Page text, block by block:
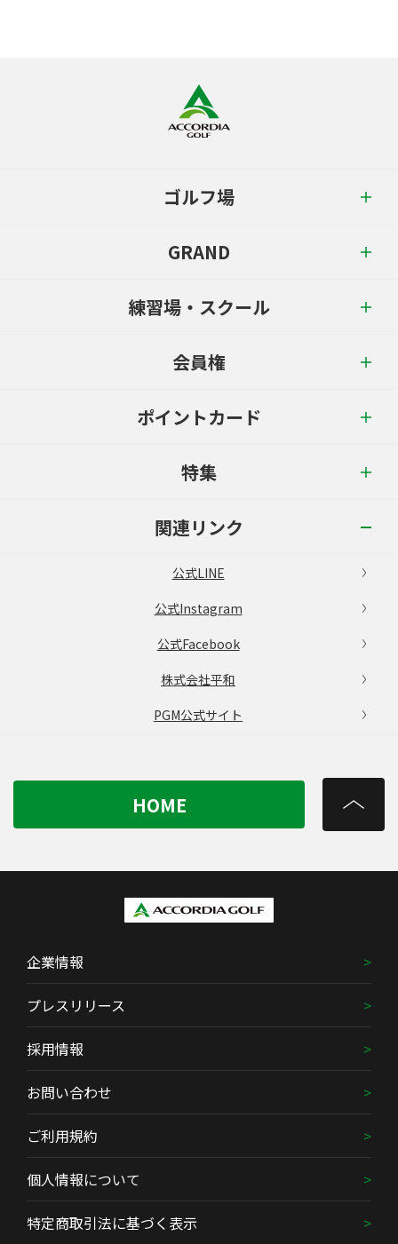
ゴルフ場
GRAND
練習場・スクール
会員権
ポイントカード
特集
関連リンク
公式LINE
公式Instagram
公式Facebook
株式会社平和
PGM公式サイト
HOME
企業情報
プレスリリース
採用情報
お問い合わせ
ご利用規約
個人情報について
特定商取引法に基づく表示